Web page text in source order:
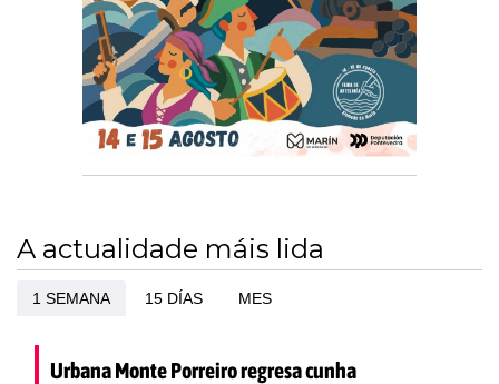
A actualidade máis lida
1 SEMANA 15 DÍAS MES
Urbana Monte Porreiro regresa cunha